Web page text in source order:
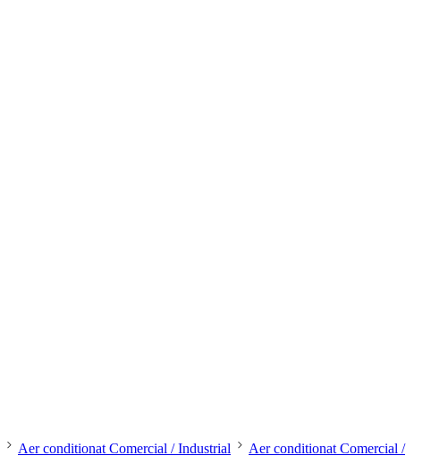
Aer conditionat Comercial / Industrial
Aer conditionat Comercial /